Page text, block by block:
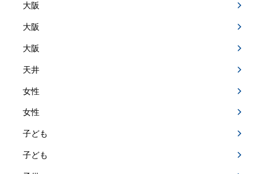
大阪
大阪
大阪
天井
女性
女性
子ども
子ども